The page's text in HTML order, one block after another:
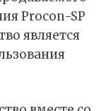
Procon-SP
является